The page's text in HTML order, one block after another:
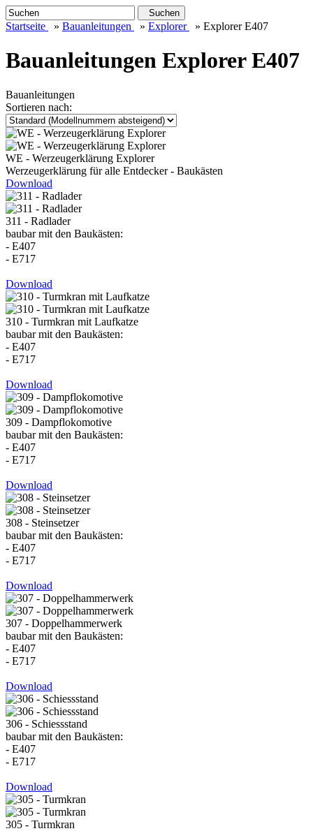
Suchen
Startseite » Bauanleitungen » Explorer » Explorer E407
Bauanleitungen Explorer E407
Bauanleitungen
Sortieren nach:
WE - Werzeugerklärung Explorer
Werzeugerklärung für alle Entdecker - Baukästen
Download
311 - Radlader
baubar mit den Baukästen:
- E407
- E717
Download
310 - Turmkran mit Laufkatze
baubar mit den Baukästen:
- E407
- E717
Download
309 - Dampflokomotive
baubar mit den Baukästen:
- E407
- E717
Download
308 - Steinsetzer
baubar mit den Baukästen:
- E407
- E717
Download
307 - Doppelhammerwerk
baubar mit den Baukästen:
- E407
- E717
Download
306 - Schiessstand
baubar mit den Baukästen:
- E407
- E717
Download
305 - Turmkran